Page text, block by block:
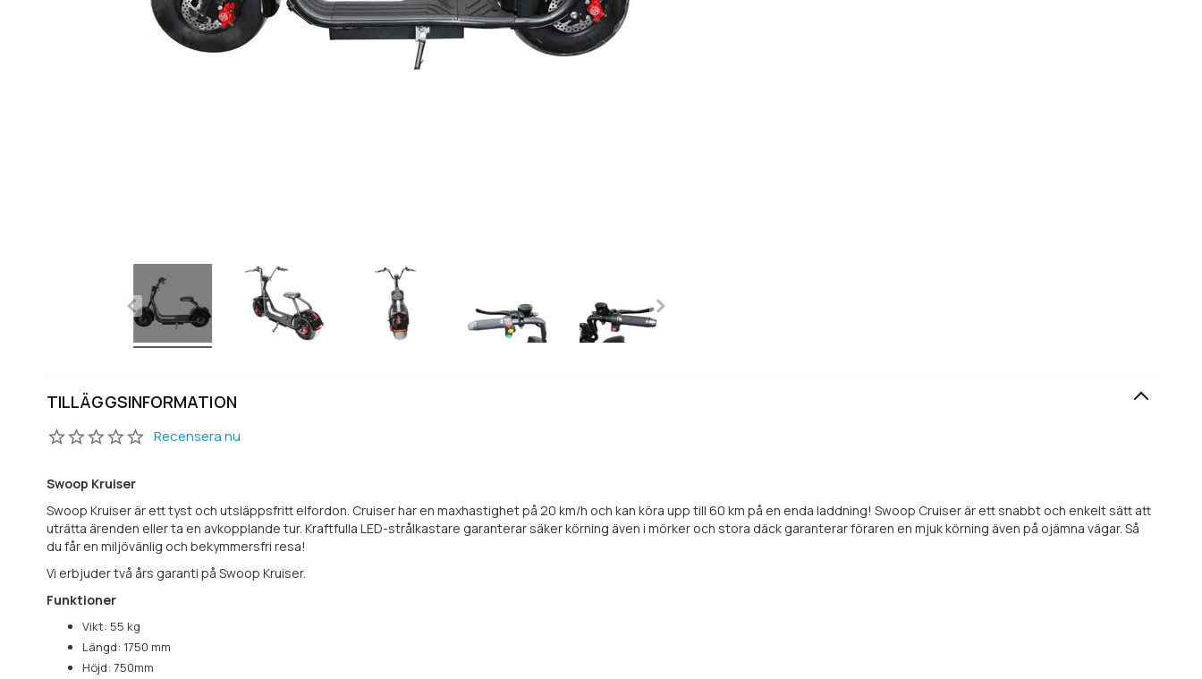
TILLÄGGSINFORMATION
Recensera nu
Swoop Kruiser
Swoop Kruiser är ett tyst och utsläppsfritt elfordon. Cruiser har en maxhastighet på 20 km/h och kan köra upp till 60 km på en enda laddning! Swoop Cruiser är ett snabbt och enkelt sätt att
uträtta ärenden eller ta en avkopplande tur. Kraftfulla LED-strålkastare garanterar säker körning även i mörker och stora däck garanterar föraren en mjuk körning även på ojämna vägar. Så
du får en miljövänlig och bekymmersfri resa!
Vi erbjuder två års garanti på Swoop Kruiser.
Funktioner
Vikt: 55 kg
Längd: 1750 mm
Höjd: 750mm